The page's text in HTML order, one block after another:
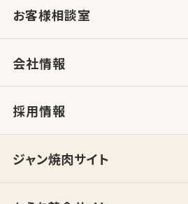
お客様相談室
会社情報
採用情報
ジャン焼肉サイト